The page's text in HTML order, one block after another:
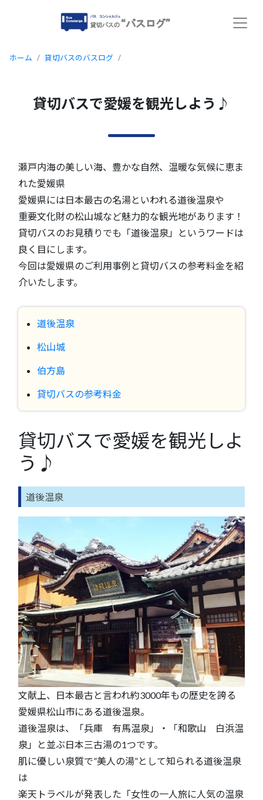
ホーム 貸切バスのバスログ
貸切バスで愛媛を観光しよう♪
瀬戸内海の美しい海、豊かな自然、温暖な気候に恵ま
れた愛媛県
愛媛県には日本最古の名湯といわれる道後温泉や
重要文化財の松山城など魅力的な観光地があります！
貸切バスのお見積りでも「道後温泉」というワードは
良く目にします。
今回は愛媛県のご利用事例と貸切バスの参考料金を紹
介いたします。
道後温泉
松山城
伯方島
貸切バスの参考料金
貸切バスで愛媛を観光しよ
う♪
道後温泉
文献上、日本最古と言われ約3000年もの歴史を誇る
愛媛県松山市にある道後温泉。
道後温泉は、「兵庫 有馬温泉」・「和歌山 白浜温
泉」と並ぶ日本三古湯の1つです。
肌に優しい泉質で”美人の湯”として知られる道後温泉
は
楽天トラベルが発表した「女性の一人旅に人気の温泉